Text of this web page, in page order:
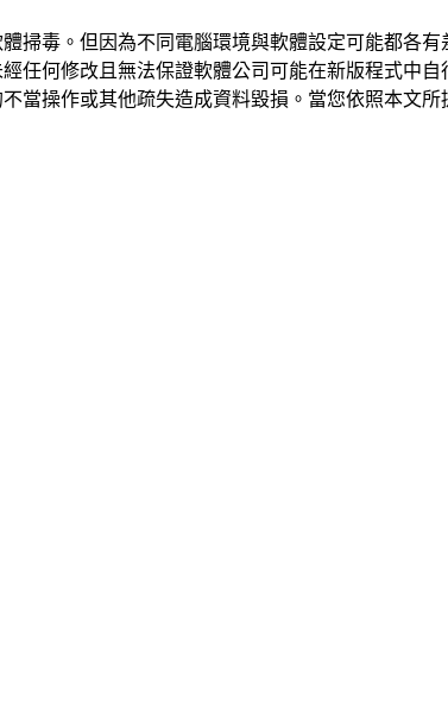
掃毒。但因為不同電腦環境與軟體設定可能都各
任何修改且無法保證軟體公司可能在新版程式中
當操作或其他疏失造成資料毀損。當您依照本文